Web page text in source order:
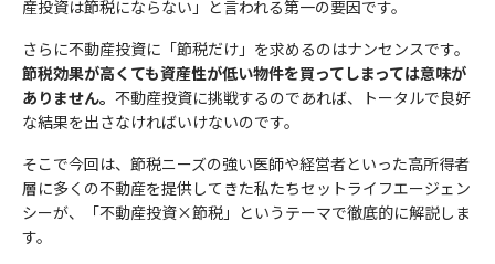
産投資は節税にならない」と言われる第一の要因です。
さらに不動産投資に「節税だけ」を求めるのはナンセンスです。
節税効果が高くても資産性が低い物件を買ってしまっては意味が
ありません。 不動産投資に挑戦するのであれば、トータルで良好
な結果を出さなければいけないのです。
そこで今回は、節税ニーズの強い医師や経営者といった高所得者
層に多くの不動産を提供してきた私たちセットライフエージェン
シーが、「不動産投資×節税」というテーマで徹底的に解説しま
す。
の規範を遵守いたします。
料カウンセリングの際に提出いただく個人情報は、以下の目的の
みに利用いたします。
①当社事業に関してお問い合わせいただいた内容に回答するた
②当社事業に関してご請求いただいた各種資料を発送するため。
③当社のサービスのご案内・サポート情報をご提供するため。
④当社が委託を受けている保険募集業務およびこれらに付帯・関
お名前
メールアドレス
相続
保険見直し
個人情報のお取り扱いについて
セットライフエージェンシー（以下，「当社」といいます。）
は、本ウェブサイト上で提供するサービス（以下「本サービス」
メールアドレス 必須
ご希望日時
以下の実施が可能な時間帯からご希望の無料個別セミナー時間